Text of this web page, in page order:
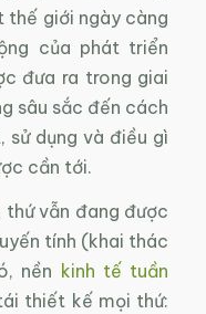
thế giới ngày càng
của phát triển
đưa ra trong giai
sâu sắc đến cách
sử dụng và điều gì
cần tới.
thứ vẫn đang được
tính (khai thác
nền kinh tế tuần
thiết kế mọi thứ: